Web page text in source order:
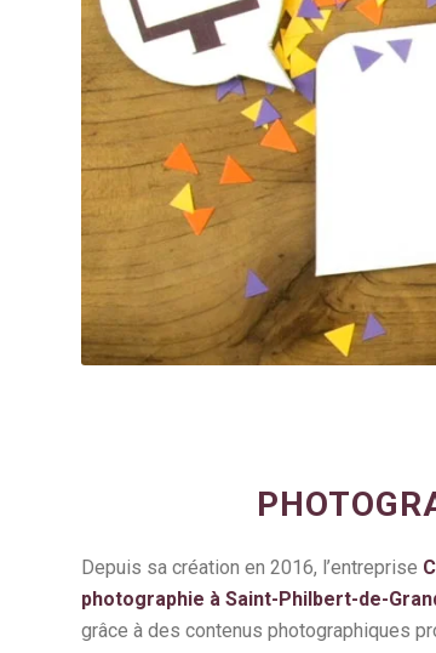
Depuis sa création en 2016, l’entreprise
photographie à Saint-Philbert-de-
grâce à des contenus photographiques